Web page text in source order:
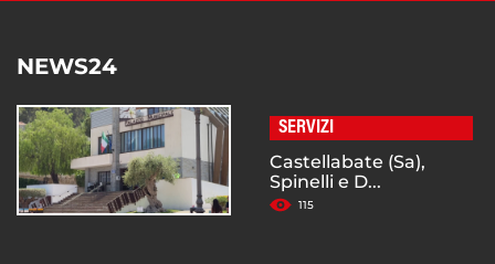
NEWS24
SERVIZI
Castellabate (Sa),
Spinelli e D...
115